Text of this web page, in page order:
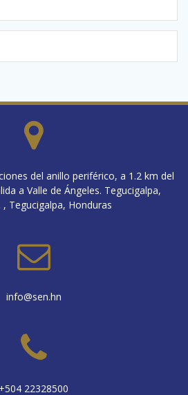
del anillo periférico, a 1.2 km del
a Valle de Ángeles. Tegucigalpa,
, Tegucigalpa, Honduras
info@sen.hn
+504 22328500